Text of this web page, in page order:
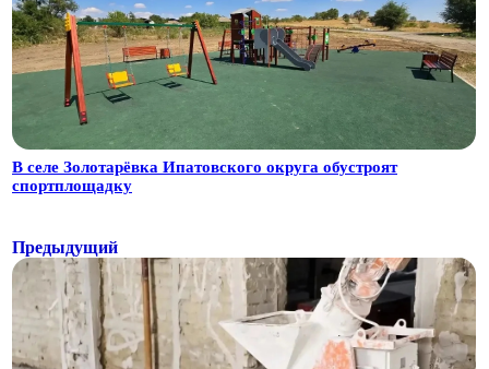
В селе Золотарёвка Ипатовского округа обустроят
спортплощадку
Предыдущий